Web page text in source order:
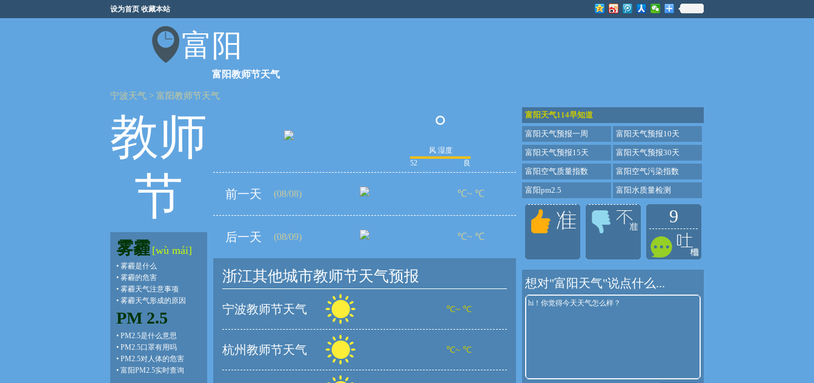
设为首页 收藏本站
富阳
富阳教师节天气
宁波天气 > 富阳教师节天气
教师
节
雾霾 [wù mái]
• 雾霾是什么
• 雾霾的危害
• 雾霾天气注意事项
• 雾霾天气形成的原因
PM 2.5
• PM2.5是什么意思
• PM2.5口罩有用吗
• PM2.5对人体的危害
• 富阳PM2.5实时查询
°
风 湿度
52
良
前一天 (08/08) ℃~ ℃
后一天 (08/09) ℃~ ℃
浙江其他城市教师节天气预报
宁波教师节天气 ℃~ ℃
杭州教师节天气 ℃~ ℃
富阳天气114早知道
富阳天气预报一周 富阳天气预报10天
富阳天气预报15天 富阳天气预报30天
富阳空气质量指数 富阳空气污染指数
富阳pm2.5 富阳水质量检测
9
想对"富阳天气"说点什么...